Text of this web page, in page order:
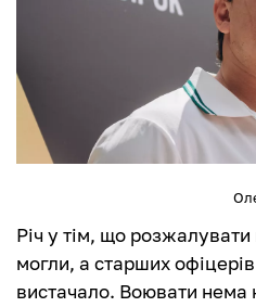
Річ у тім, що
могли, а старших
вистачало. Воювати нема